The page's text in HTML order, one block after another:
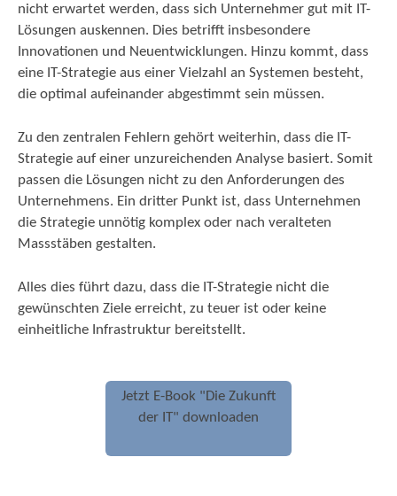
nicht erwartet werden, dass sich Unternehmer gut mit IT-
Lösungen auskennen. Dies betrifft insbesondere
Innovationen und Neuentwicklungen. Hinzu kommt, dass
eine IT-Strategie aus einer Vielzahl an Systemen besteht,
die optimal aufeinander abgestimmt sein müssen.
Zu den zentralen Fehlern gehört weiterhin, dass die IT-
Strategie auf einer unzureichenden Analyse basiert. Somit
passen die Lösungen nicht zu den Anforderungen des
Unternehmens. Ein dritter Punkt ist, dass Unternehmen
die Strategie unnötig komplex oder nach veralteten
Massstäben gestalten.
Alles dies führt dazu, dass die IT-Strategie nicht die
gewünschten Ziele erreicht, zu teuer ist oder keine
einheitliche Infrastruktur bereitstellt.
Jetzt E-Book "Die Zukunft
der IT" downloaden